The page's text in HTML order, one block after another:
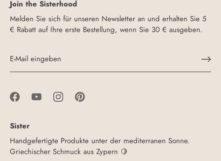
Join the Sisterhood
Melden Sie sich für unseren Newsletter an und erhalten Sie 5
€ Rabatt auf Ihre erste Bestellung, wenn Sie 30 € ausgeben.
Sister
Handgefertigte Produkte unter der mediterranen Sonne.
Griechischer Schmuck aus Zypern 🍋